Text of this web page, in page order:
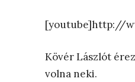
[youtube]http://
Kövér Lászlót
volna neki.